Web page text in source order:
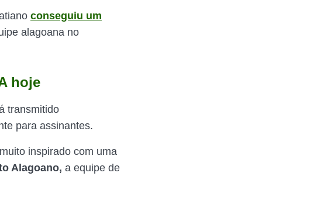
conseguiu um
alagoana no
hoje
transmitido
para assinantes.
inspirado com uma
Alagoano, a equipe de